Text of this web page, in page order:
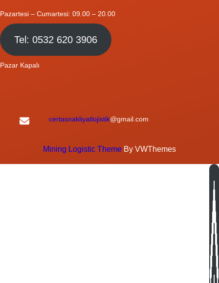
Pazartesi – Cumartesi: 09.00 – 20.00
Tel: 0532 620 3906
Pazar Kapalı
certasnakliyatlojistik@gmail.com
Mining Logistic Theme By VWThemes